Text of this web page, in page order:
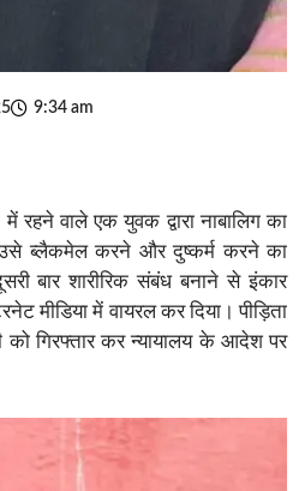
9:34 am
में रहने वाले एक युवक द्वारा नाबालिग का
उसे ब्लैकमेल करने और दुष्कर्म करने का
बार शारीरिक संबंध बनाने से इंकार
मीडिया में वायरल कर दिया। पीड़िता
को गिरफ्तार कर न्यायालय के आदेश पर